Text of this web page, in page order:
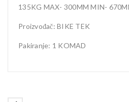
135KG MAX- 300MM MIN-
Proizvođač: BIKE TEK
Pakiranje: 1 KOMAD